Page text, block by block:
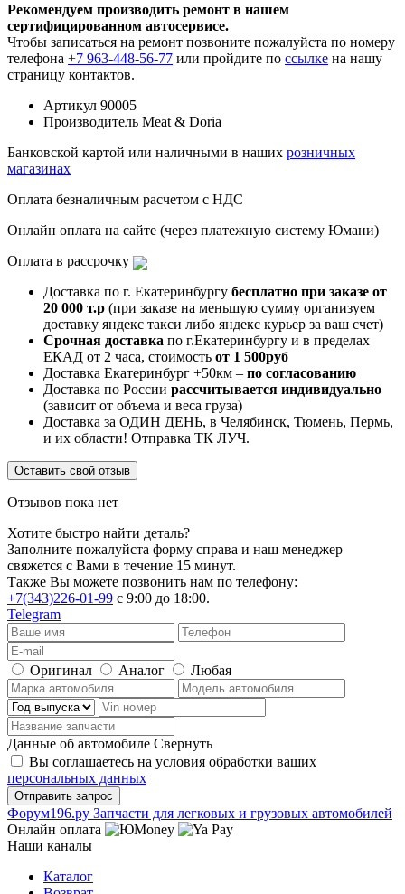
Рекомендуем производить ремонт в нашем
сертифицированном автосервисе.
Чтобы записаться на ремонт позвоните пожалуйста по номеру
телефона +7 963-448-56-77 или пройдите по ссылке на нашу
страницу контактов.
Артикул 90005
Производитель Meat & Doria
Банковской картой или наличными в наших розничных
магазинах
Оплата безналичным расчетом с НДС
Онлайн оплата на сайте (через платежную систему Юмани)
Оплата в рассрочку
Доставка по г. Екатеринбургу бесплатно при заказе от
20 000 т.р (при заказе на меньшую сумму организуем
доставку яндекс такси либо яндекс курьер за ваш счет)
Срочная доставка по г.Екатеринбургу и в пределах
ЕКАД от 2 часа, стоимость от 1 500руб
Доставка Екатеринбург +50км – по согласованию
Доставка по России рассчитывается индивидуально
(зависит от объема и веса груза)
Доставка за ОДИН ДЕНЬ, в Челябинск, Тюмень, Пермь,
и их области! Отправка ТК ЛУЧ.
Оставить свой отзыв
Отзывов пока нет
Хотите быстро найти деталь?
Заполните пожалуйста форму справа и наш менеджер
свяжется с Вами в течение 15 минут.
Также Вы можете позвонить нам по телефону:
+7(343)226-01-99 с 9:00 до 18:00.
Telegram
Оригинал Аналог Любая
Данные об автомобиле Свернуть
Вы соглашаетесь на условия обработки ваших
персональных данных
Фoрум196.ру Запчасти для легковых и грузовых автомобилей
Онлайн оплата
Наши каналы
Каталог